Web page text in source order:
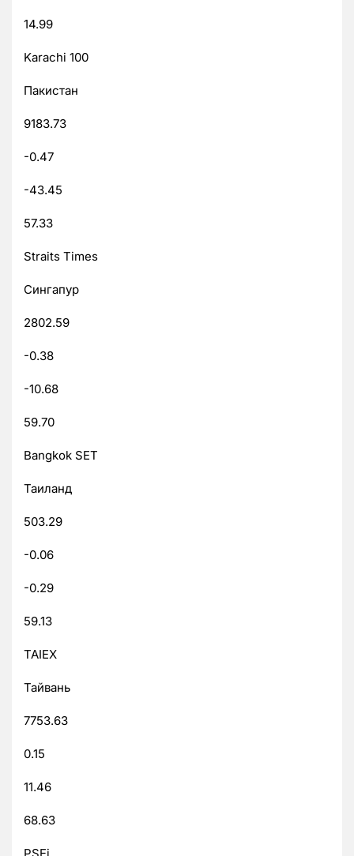
14.99
Karachi 100
Пакистан
9183.73
-0.47
-43.45
57.33
Straits Times
Сингапур
2802.59
-0.38
-10.68
59.70
Bangkok SET
Таиланд
503.29
-0.06
-0.29
59.13
TAIEX
Тайвань
7753.63
0.15
11.46
68.63